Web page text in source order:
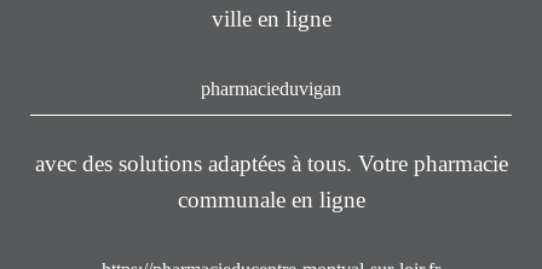
ville en ligne
pharmacieduvigan
avec des solutions adaptées à tous. Votre pharmacie
communale en ligne